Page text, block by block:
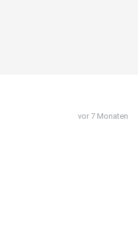
vor 7 Monaten